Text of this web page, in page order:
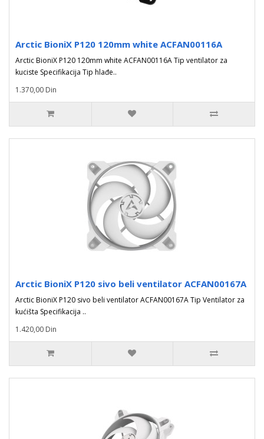
Arctic BioniX P120 120mm white ACFAN00116A
Arctic BioniX P120 120mm white ACFAN00116A Tip ventilator za
kuciste Specifikacija Tip hlađe..
1.370,00 Din
Arctic BioniX P120 sivo beli ventilator ACFAN00167A
Arctic BioniX P120 sivo beli ventilator ACFAN00167A Tip Ventilator za
kućišta Specifikacija ..
1.420,00 Din